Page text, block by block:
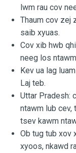
lwm rau cov
Thaum cov zej
saib xyuas.
Cov xib hwb
neeg los
Kev ua lag
Laj teb.
Uttar Pradesh:
ntawm lub cev,
tsev kawm
Ob tug tub xov
xyoos, nkawd